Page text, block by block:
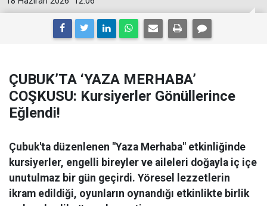
ÇUBUK’TA ‘YAZA MERHABA’
COŞKUSU: Kursiyerler Gönüllerince
Eğlendi!
Çubuk'ta düzenlenen "Yaza Merhaba" etkinliğinde
kursiyerler, engelli bireyler ve aileleri doğayla iç içe
unutulmaz bir gün geçirdi. Yöresel lezzetlerin
ikram edildiği, oyunların oynandığı etkinlikte birlik